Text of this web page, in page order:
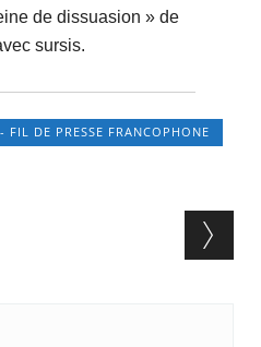
de dissuasion » de
sursis.
FIL DE PRESSE FRANCOPHONE